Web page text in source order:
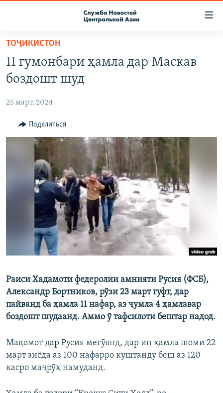
Вернуться
основному
содержанию
навигации
Вернутся
ПОДПИСКА
RFE/RL ДИРЕКТ
НАСТОЯЩЕЕ ВРЕМЯ
МИГРАНТ МЕДИА
ТОҶИКИСТОН
11 гумонбари ҳамла дар Маскав
боздошт шуд
25 март, 2024
Поделиться
Раиси Хадамоти федеролии амнияти Русия (ФСБ),
Александр Бортников, рӯзи 23 март гуфт, дар
пайванд ба ҳамла 11 нафар, аз ҷумла 4 ҳамлавар
боздошт шудаанд. Аммо ӯ тафсилоти бештар надод.
Мақомот дар Русия мегӯянд, дар ин ҳамла шоми 22
март зиёда аз 100 нафарро куштанду беш аз 120
касро маҷрӯҳ намуданд.